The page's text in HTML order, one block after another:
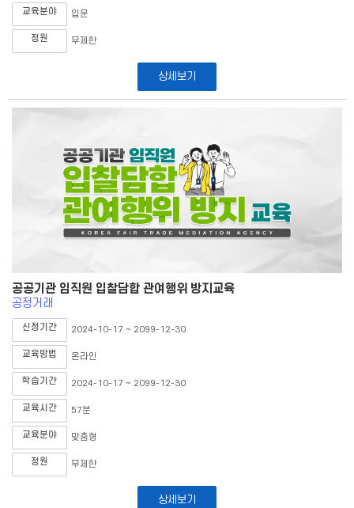
교육분야 입문
정원 무제한
상세보기
공공기관 임직원 입찰담합 관여행위 방지교육
공정거래
신청기간 2024-10-17 ~ 2099-12-30
교육방법 온라인
학습기간 2024-10-17 ~ 2099-12-30
교육시간 57분
교육분야 맞춤형
정원 무제한
상세보기